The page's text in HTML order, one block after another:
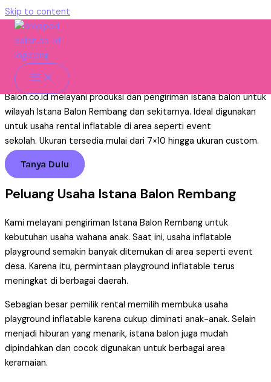
Skip to content
Istana Balon Rembang Untuk
Usaha Rental
Home »Istana Balon
Balon.co.id melayani produksi dan pengiriman istana balon untuk
wilayah Istana Balon Rembang dan sekitarnya. Ideal digunakan
untuk usaha rental inflatable di area seperti event
sekolah. Ukuran tersedia mulai dari 7×10 hingga ukuran custom.
Tanya Dulu
Peluang Usaha Istana Balon Rembang
Kami melayani pengiriman Istana Balon Rembang untuk
kebutuhan usaha wahana anak. Saat ini, usaha inflatable
playground semakin banyak ditemukan di area seperti event
desa. Karena itu, permintaan playground inflatable terus
meningkat di berbagai daerah.
Sebagian besar pemilik rental memilih membuka usaha
playground inflatable karena cukup diminati anak-anak. Selain
menjadi hiburan yang menarik, istana balon juga mudah
dipindahkan dan cocok digunakan untuk berbagai area
keramaian.